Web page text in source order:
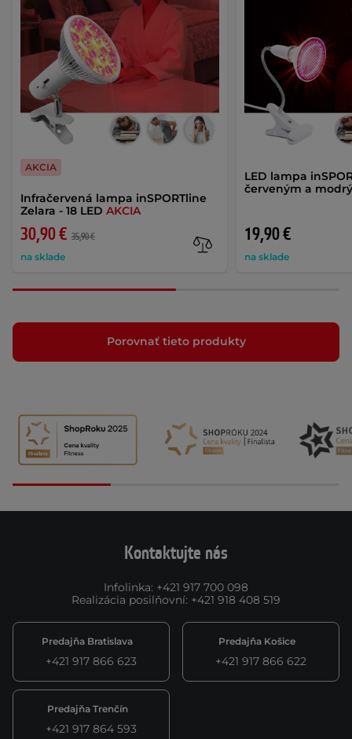
Infračervená lampa inSPORTline
Zelara - 18 LED AKCIA
30,90 € 35,90 €
na sklade
AKCIA
LED lampa
červeným a
19,90 €
na sklade
Porovnať tieto produkty
Kontaktujte nás
Infolinka: +421 917 700 098
Realizácia posilňovní: +421 918 408 519
Predajňa Bratislava
+421 917 866 623
Predajňa Košice
+421 917 866 622
Predajňa Trenčín
+421 917 864 593